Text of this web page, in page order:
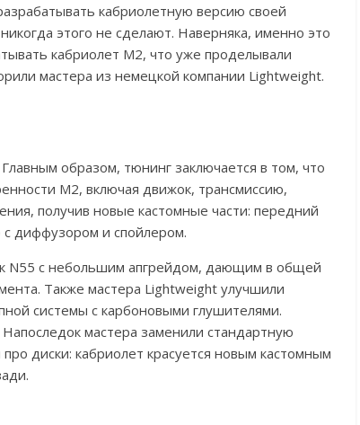
кабриолетную версию своей
этого не сделают. Наверняка, именно это
кабриолет M2, что уже проделывали
мастера из немецкой компании Lightweight.
образом, тюнинг заключается в том, что
M2, включая движок, трансмиссию,
получив новые кастомные части: передний
диффузором и спойлером.
N55 с небольшим апгрейдом, дающим в общей
Также мастера Lightweight улучшили
системы с карбоновыми глушителями.
мастера заменили стандартную
диски: кабриолет красуется новым кастомным